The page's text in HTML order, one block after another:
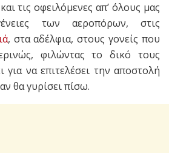
τις οφειλόμενες απ’ όλους μας
των αεροπόρων, στις
, στα αδέλφια, στους γονείς που
φιλώντας το δικό τους
να επιτελέσει την αποστολή
θα γυρίσει πίσω.